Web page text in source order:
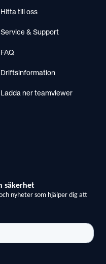
Hitta till oss
Service & Support
FAQ
Driftsinformation
Ladda ner teamviewer